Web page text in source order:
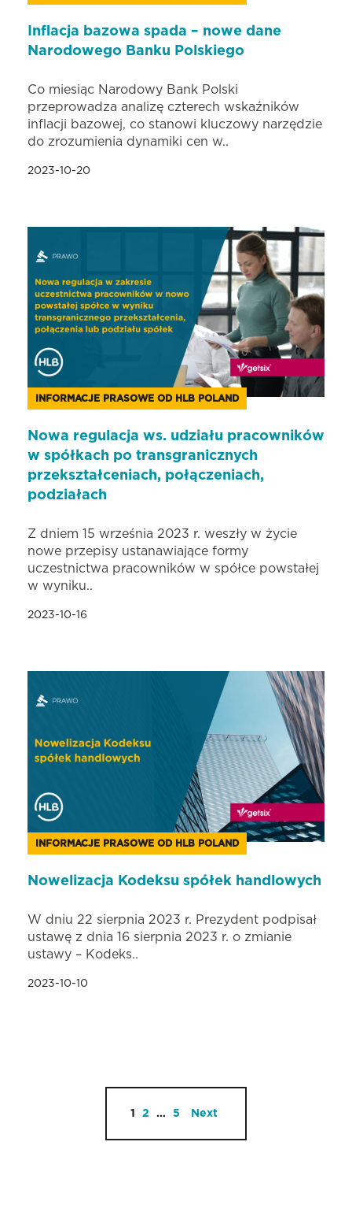
Inflacja bazowa spada – nowe dane
Narodowego Banku Polskiego
Co miesiąc Narodowy Bank Polski
przeprowadza analizę czterech wskaźników
inflacji bazowej, co stanowi kluczowy narzędzie
do zrozumienia dynamiki cen w..
2023-10-20
INFORMACJE PRASOWE OD HLB POLAND
Nowa regulacja ws. udziału pracowników
w spółkach po transgranicznych
przekształceniach, połączeniach,
podziałach
Z dniem 15 września 2023 r. weszły w życie
nowe przepisy ustanawiające formy
uczestnictwa pracowników w spółce powstałej
w wyniku..
2023-10-16
INFORMACJE PRASOWE OD HLB POLAND
Nowelizacja Kodeksu spółek handlowych
W dniu 22 sierpnia 2023 r. Prezydent podpisał
ustawę z dnia 16 sierpnia 2023 r. o zmianie
ustawy – Kodeks..
2023-10-10
1 2 … 5 Next